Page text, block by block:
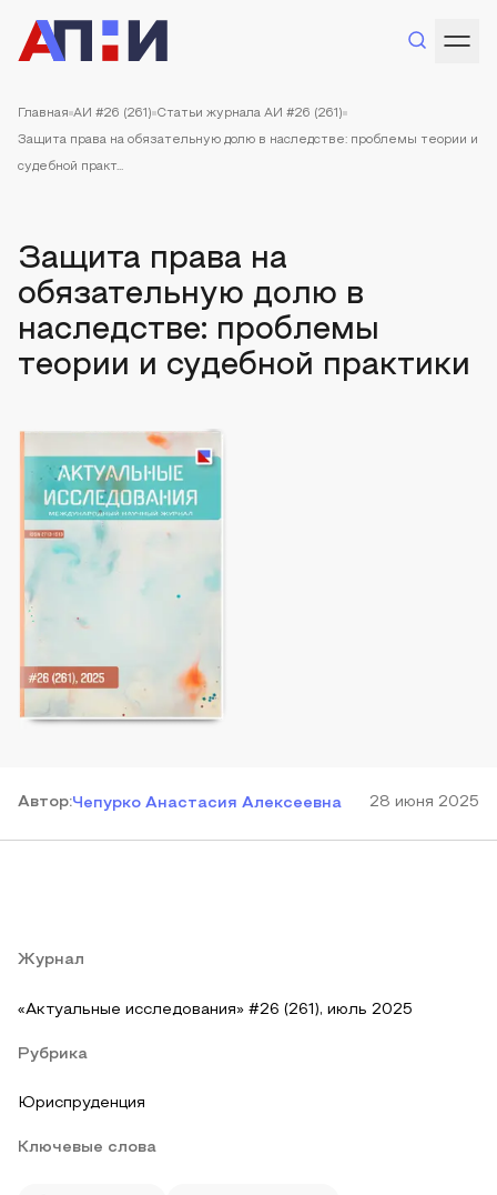
Главная АИ #26 (261) Статьи журнала АИ #26 (261)
Защита права на обязательную долю в наследстве: проблемы теории и
судебной практ...
Защита права на
обязательную долю в
наследстве: проблемы
теории и судебной практики
Автор:Чепурко Анастасия Алексеевна 28 июня 2025
Журнал
«Актуальные исследования» #26 (261), июль 2025
Рубрика
Юриспруденция
Ключевые слова